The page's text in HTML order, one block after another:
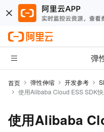
弹
首页 弹性伸缩 开发参考
使用Alibaba Cloud ESS SDK
使用Alibaba